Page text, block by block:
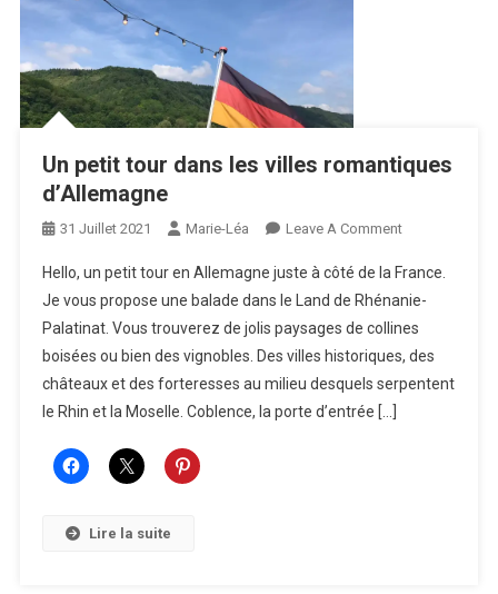
Un petit tour dans les villes romantiques
d’Allemagne
31 Juillet 2021 Marie-Léa Leave A CommentOn
Petit
Tour
Dans
Les
Villes
Hello, un petit tour en Allemagne juste à côté de la France.
Je vous propose une balade dans le Land de Rhénanie-
Palatinat. Vous trouverez de jolis paysages de collines
boisées ou bien des vignobles. Des villes historiques, des
châteaux et des forteresses au milieu desquels serpentent
le Rhin et la Moselle. Coblence, la porte d’entrée […]
Lire la suite